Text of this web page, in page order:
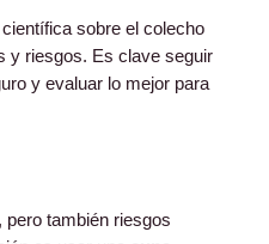
sobre el colecho
y riesgos. Es clave seguir
y evaluar lo mejor para
pero también riesgos